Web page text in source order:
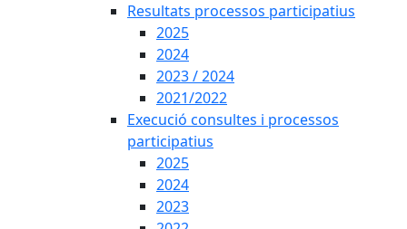
Resultats processos participatius
2025
2024
2023 / 2024
2021/2022
Execució consultes i processos
participatius
2025
2024
2023